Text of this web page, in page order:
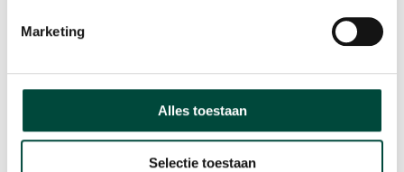
Marketing
Alles toestaan
Selectie toestaan
Vitaliteit als resultaat
Contact
7602 PD Almelo